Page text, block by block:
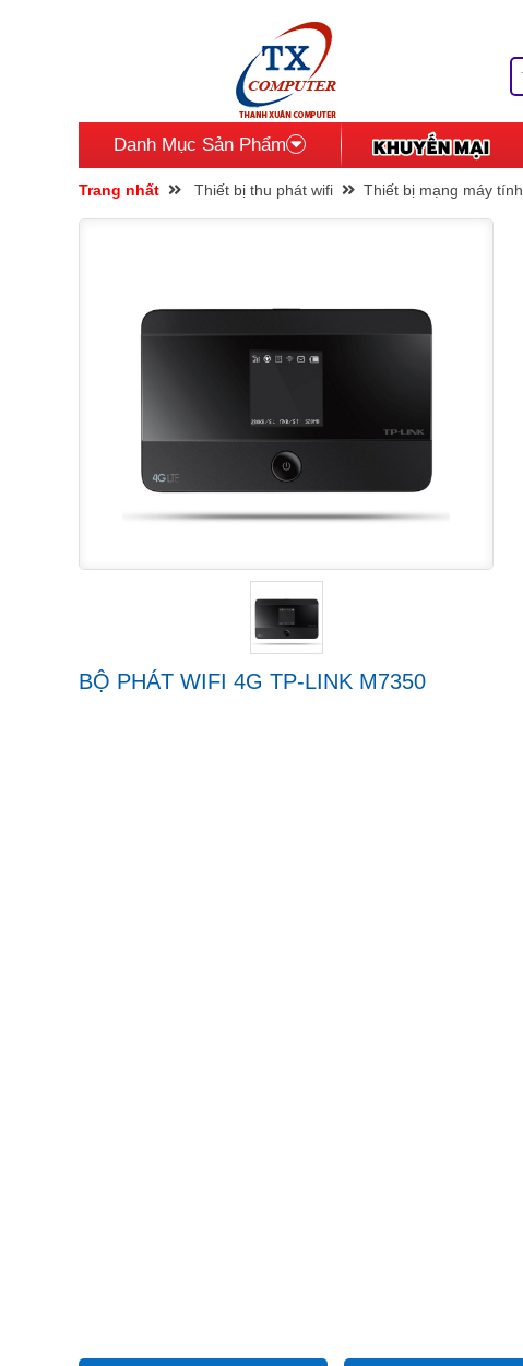
Danh Mục Sản Phẩm
Trang nhất Thiết bị thu phát wifi Thiết bị mạng máy tính
BỘ PHÁT WIFI 4G TP-LINK M7350